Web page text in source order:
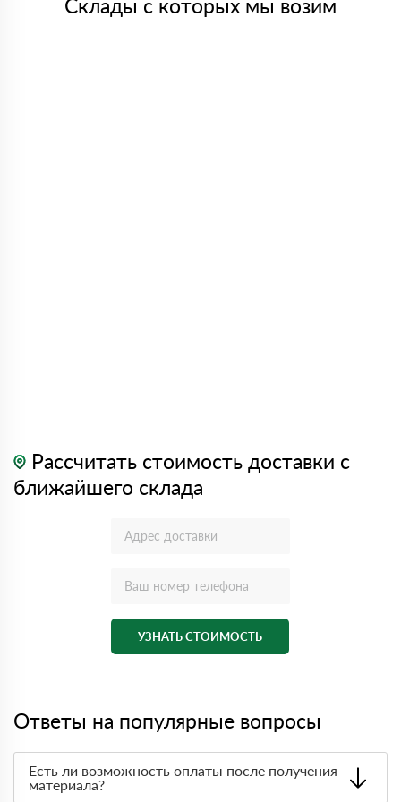
Склады с которых мы возим
Рассчитать стоимость доставки с
ближайшего склада
УЗНАТЬ СТОИМОСТЬ
Ответы на популярные вопросы
Есть ли возможность оплаты после получения
материала?